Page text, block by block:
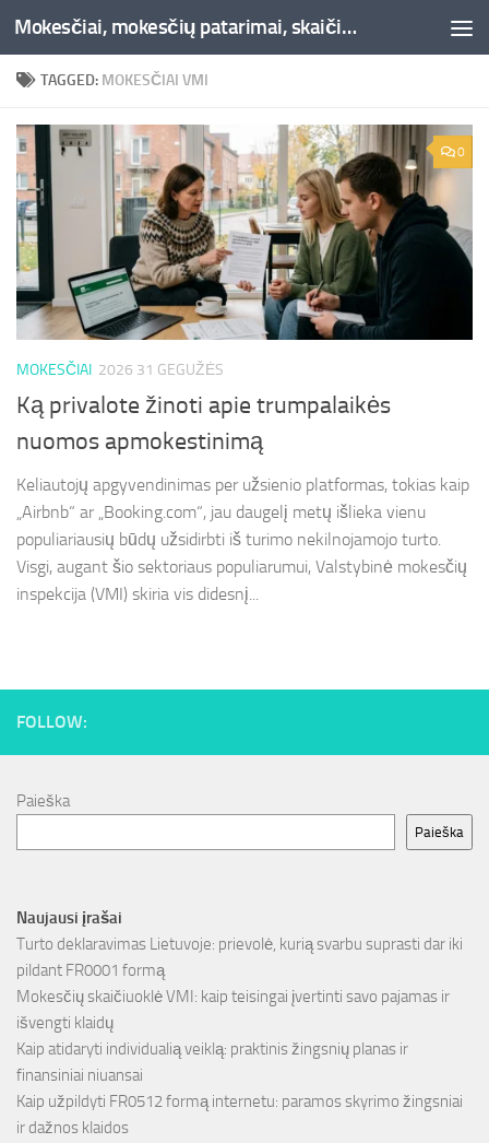
Skip to content Mokesčiai, mokesčių patarimai, skaičiuoklės, straipsniai -Liepaja.lt
TAGGED: MOKESČIAI VMI
0
MOKESČIAI 2026 31 GEGUŽĖS
Ką privalote žinoti apie trumpalaikės
nuomos apmokestinimą
Keliautojų apgyvendinimas per užsienio platformas, tokias kaip
„Airbnb“ ar „Booking.com“, jau daugelį metų išlieka vienu
populiariausių būdų užsidirbti iš turimo nekilnojamojo turto.
Visgi, augant šio sektoriaus populiarumui, Valstybinė mokesčių
inspekcija (VMI) skiria vis didesnį...
FOLLOW:
Paieška
Paieška
Naujausi įrašai
Turto deklaravimas Lietuvoje: prievolė, kurią svarbu suprasti dar iki
pildant FR0001 formą
Mokesčių skaičiuoklė VMI: kaip teisingai įvertinti savo pajamas ir
išvengti klaidų
Kaip atidaryti individualią veiklą: praktinis žingsnių planas ir
finansiniai niuansai
Kaip užpildyti FR0512 formą internetu: paramos skyrimo žingsniai
ir dažnos klaidos